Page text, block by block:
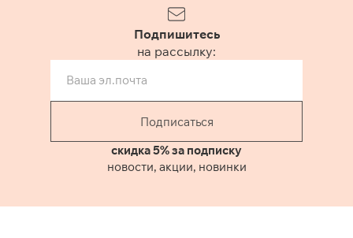
Подпишитесь
на рассылку:
Подписаться
скидка 5% за подписку
новости, акции, новинки